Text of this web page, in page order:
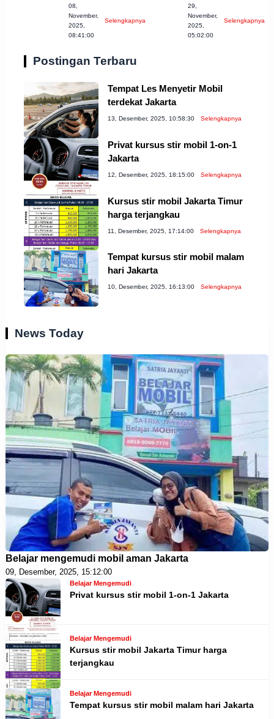
yang Harus
Dicoba!
08,
November,
2025,
08:41:00
Selengkapnya
Semarang yang
Harus
Diketahui!
29,
November,
2025,
05:02:00
Selengkapnya
Postingan Terbaru
Tempat Les Menyetir Mobil
terdekat Jakarta
13, Desember, 2025, 10:58:30 Selengkapnya
Privat kursus stir mobil 1-on-1
Jakarta
12, Desember, 2025, 18:15:00 Selengkapnya
Kursus stir mobil Jakarta Timur
harga terjangkau
11, Desember, 2025, 17:14:00 Selengkapnya
Tempat kursus stir mobil malam
hari Jakarta
10, Desember, 2025, 16:13:00 Selengkapnya
News Today
Belajar mengemudi mobil aman Jakarta
09, Desember, 2025, 15:12:00
Belajar Mengemudi
Privat kursus stir mobil 1-on-1 Jakarta
Belajar Mengemudi
Kursus stir mobil Jakarta Timur harga
terjangkau
Belajar Mengemudi
Tempat kursus stir mobil malam hari Jakarta